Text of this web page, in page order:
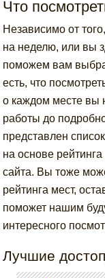
Что
Независимо от
на неделю, или вы
поможем вам
есть, что
о каждом месте вы
работы до
представлен
на основе
сайта. Вы тоже
рейтинга мест,
поможет нашим
интересного
Лучшие